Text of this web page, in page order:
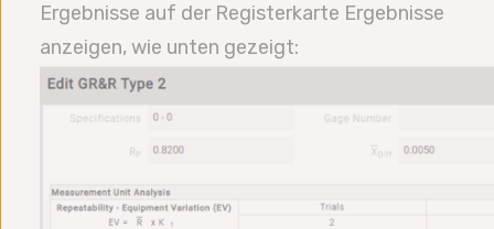
Ergebnisse auf der Registerkarte Ergebnisse
anzeigen, wie unten gezeigt: